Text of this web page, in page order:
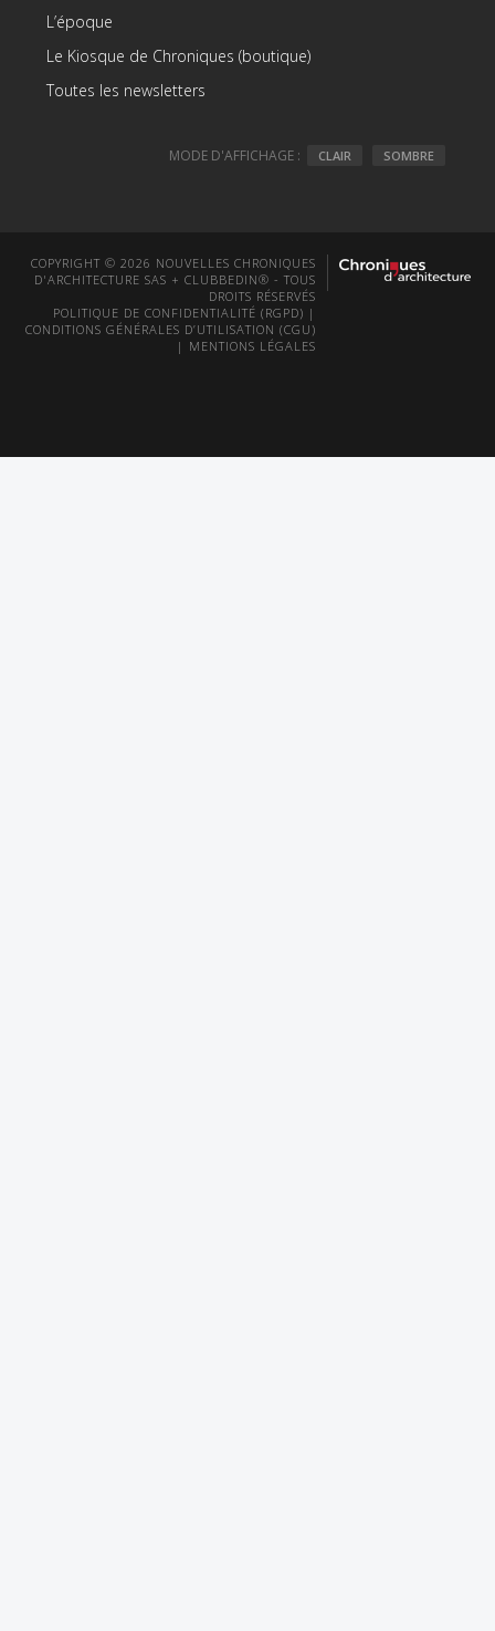
L’époque
Le Kiosque de Chroniques (boutique)
Toutes les newsletters
MODE D'AFFICHAGE : CLAIR SOMBRE
COPYRIGHT © 2026 NOUVELLES CHRONIQUES
D'ARCHITECTURE SAS + CLUBBEDIN® - TOUS
DROITS RÉSERVÉS
POLITIQUE DE CONFIDENTIALITÉ (RGPD) |
CONDITIONS GÉNÉRALES D’UTILISATION (CGU)
| MENTIONS LÉGALES